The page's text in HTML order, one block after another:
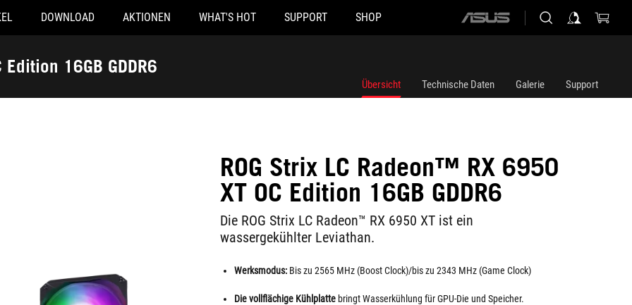
DOWNLOAD AKTIONEN WHAT'S HOT SUPPORT SHOP
ASUS
16GB GDDR6
Übersicht Technische Daten Galerie Support
ROG Strix LC Radeon™ RX 6950
XT OC Edition 16GB GDDR6
Die ROG Strix LC Radeon™ RX 6950 XT ist ein
wassergekühlter Leviathan.
Werksmodus: Bis zu 2565 MHz (Boost Clock)/bis zu 2343 MHz (Game Clock)
Die vollflächige Kühlplatte bringt Wasserkühlung für GPU-Die und Speicher.